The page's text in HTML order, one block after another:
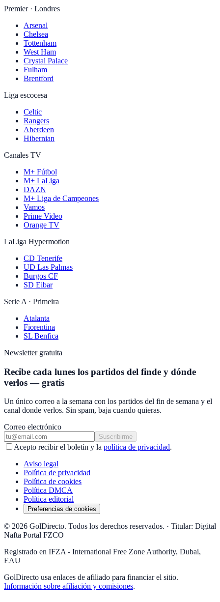
Premier · Londres
Arsenal
Chelsea
Tottenham
West Ham
Crystal Palace
Fulham
Brentford
Liga escocesa
Celtic
Rangers
Aberdeen
Hibernian
Canales TV
M+ Fútbol
M+ LaLiga
DAZN
M+ Liga de Campeones
Vamos
Prime Video
Orange TV
LaLiga Hypermotion
CD Tenerife
UD Las Palmas
Burgos CF
SD Eibar
Serie A · Primeira
Atalanta
Fiorentina
SL Benfica
Newsletter gratuita
Recibe cada lunes los partidos del finde y dónde
verlos — gratis
Un único correo a la semana con los partidos del fin de semana y el
canal donde verlos. Sin spam, baja cuando quieras.
Correo electrónico
Suscribirme
Acepto recibir el boletín y la política de privacidad.
Aviso legal
Política de privacidad
Política de cookies
Política DMCA
Política editorial
Preferencias de cookies
© 2026 GolDirecto. Todos los derechos reservados. · Titular: Digital
Nafta Portal FZCO
Registrado en IFZA - International Free Zone Authority, Dubai,
EAU
GolDirecto usa enlaces de afiliado para financiar el sitio.
Información sobre afiliación y comisiones.